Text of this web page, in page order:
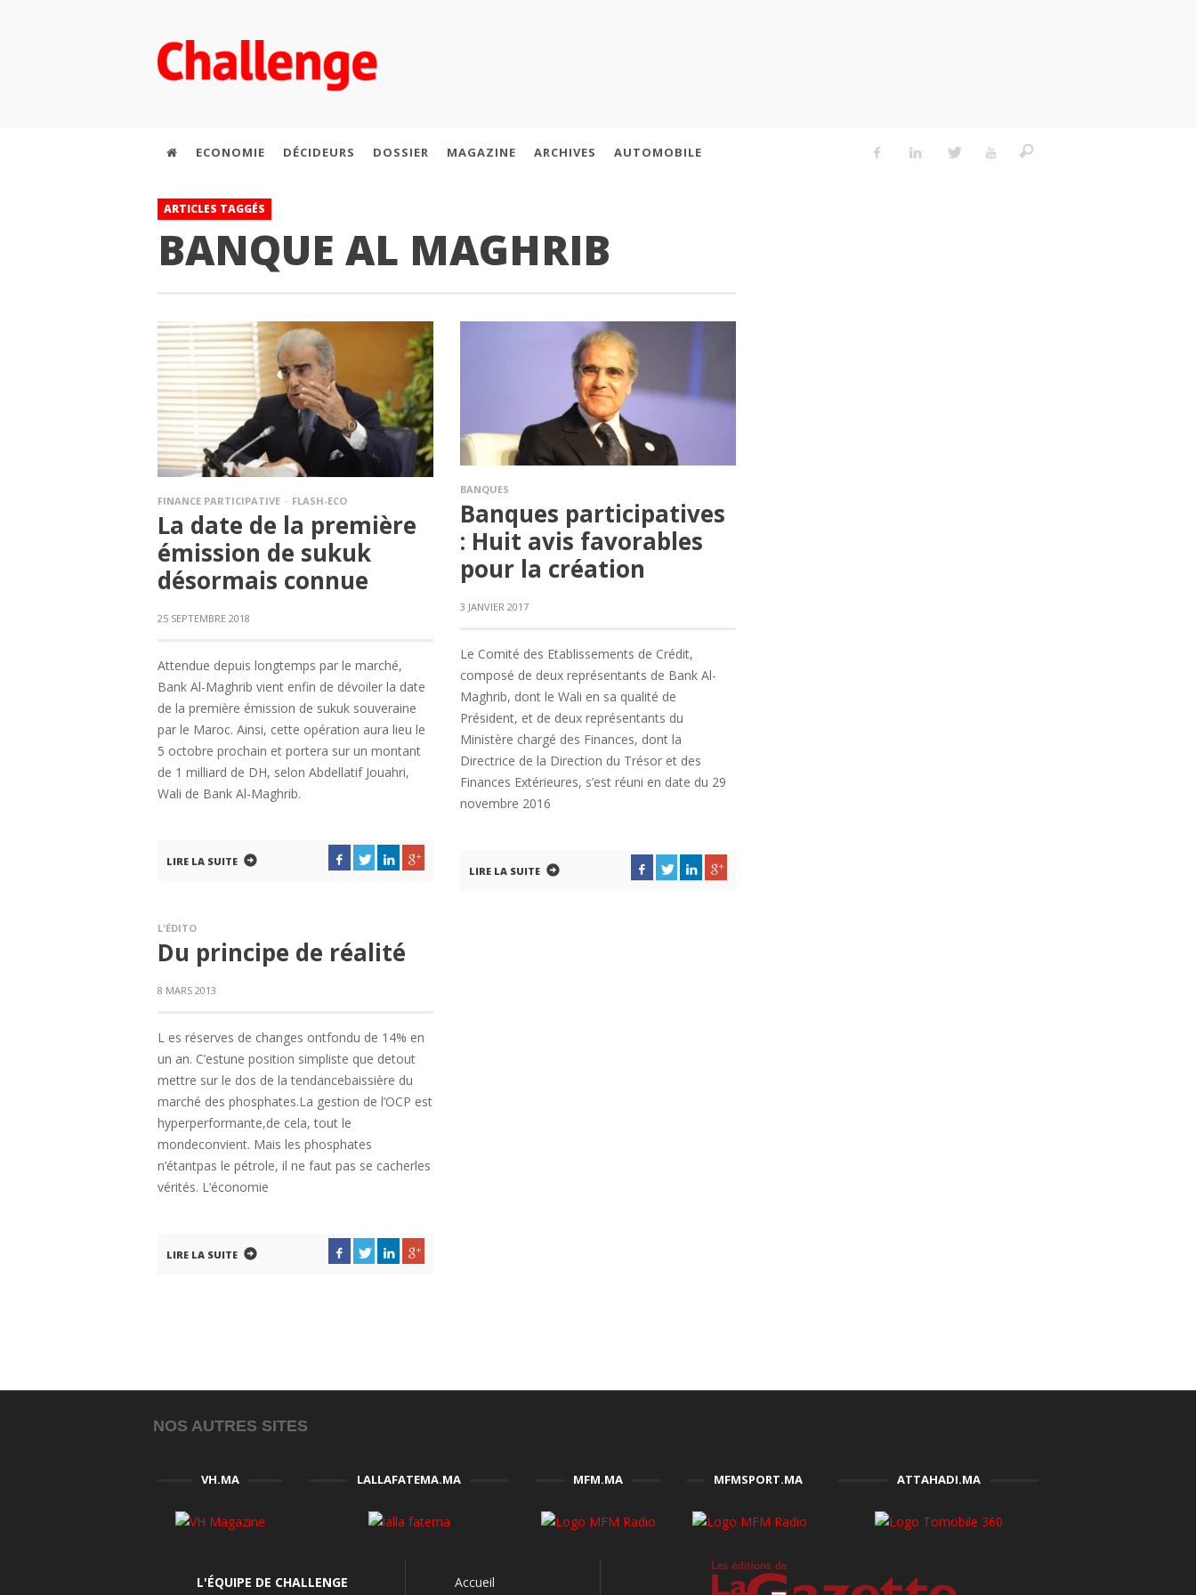
ECONOMIE DÉCIDEURS DOSSIER MAGAZINE ARCHIVES AUTOMOBILE
ARTICLES TAGGÉS
BANQUE AL MAGHRIB
FINANCE PARTICIPATIVE FLASH-ECO
La date de la première
émission de sukuk
désormais connue
25 SEPTEMBRE 2018
Attendue depuis longtemps par le marché,
Bank Al-Maghrib vient enfin de dévoiler la date
de la première émission de sukuk souveraine
par le Maroc. Ainsi, cette opération aura lieu le
5 octobre prochain et portera sur un montant
de 1 milliard de DH, selon Abdellatif Jouahri,
Wali de Bank Al-Maghrib.
LIRE LA SUITE
BANQUES
Banques participatives
: Huit avis favorables
pour la création
3 JANVIER 2017
Le Comité des Etablissements de Crédit,
composé de deux représentants de Bank Al-
Maghrib, dont le Wali en sa qualité de
Président, et de deux représentants du
Ministère chargé des Finances, dont la
Directrice de la Direction du Trésor et des
Finances Extérieures, s’est réuni en date du 29
novembre 2016
LIRE LA SUITE
L'ÉDITO
Du principe de réalité
8 MARS 2013
L es réserves de changes ontfondu de 14% en
un an. C’estune position simpliste que detout
mettre sur le dos de la tendancebaissière du
marché des phosphates.La gestion de l’OCP est
hyperperformante,de cela, tout le
mondeconvient. Mais les phosphates
n’étantpas le pétrole, il ne faut pas se cacherles
vérités. L’économie
LIRE LA SUITE
NOS AUTRES SITES
VH.MA LALLAFATEMA.MA MFM.MA MFMSPORT.MA ATTAHADI.MA
L'ÉQUIPE DE CHALLENGE Accueil